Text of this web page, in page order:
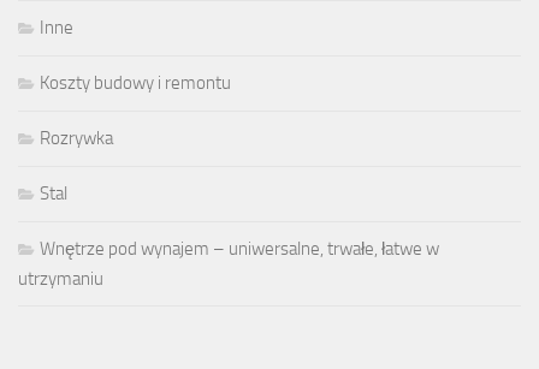
Inne
Koszty budowy i remontu
Rozrywka
Stal
Wnętrze pod wynajem – uniwersalne, trwałe, łatwe w
utrzymaniu